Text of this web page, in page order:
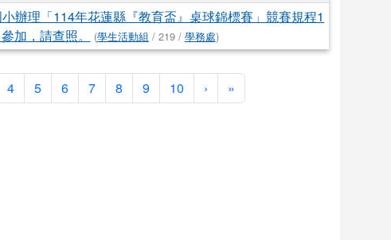
辦理「114年花蓮縣『教育盃』桌球錦標賽」競賽規程1
加，請查照。
(學生活動組 / 219 / 學務處)
前頁次)
4 5 6 7 8 9 10 › 下一頁
»